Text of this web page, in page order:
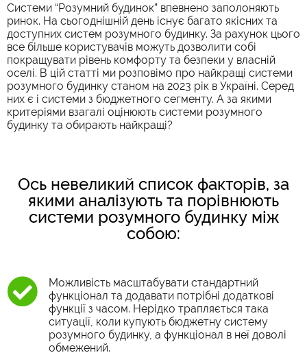
Блог
Системи “Розумний будинок” впевнено заполоняють
ринок. На сьогоднішній день існує багато якісних та
доступних систем розумного будинку. За рахунок цього
все більше користувачів можуть дозволити собі
покращувати рівень комфорту та безпеки у власній
оселі. В цій статті ми розповімо про найкращі системи
розумного будинку станом на 2023 рік в Україні. Серед
них є і системи з бюджетного сегменту. А за якими
критеріями взагалі оцінюють системи розумного
будинку та обирають найкращі?
Ось невеликий список факторів, за
якими аналізують та порівнюють
системи розумного будинку між
собою:
Можливість масштабувати стандартний
функціонал та додавати потрібні додаткові
функції з часом. Нерідко трапляється така
ситуації, коли купують бюджетну систему
розумного будинку, а функціонал в неї доволі
обмежений.